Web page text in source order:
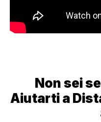
Non sei
Aiutarti a